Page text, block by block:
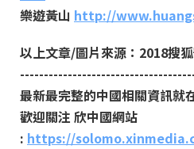
樂遊黃山 http://
以上文章/圖片來源：2018搜
最新最完整的中國相關資訊就
歡迎關注 欣中國網站
: https://